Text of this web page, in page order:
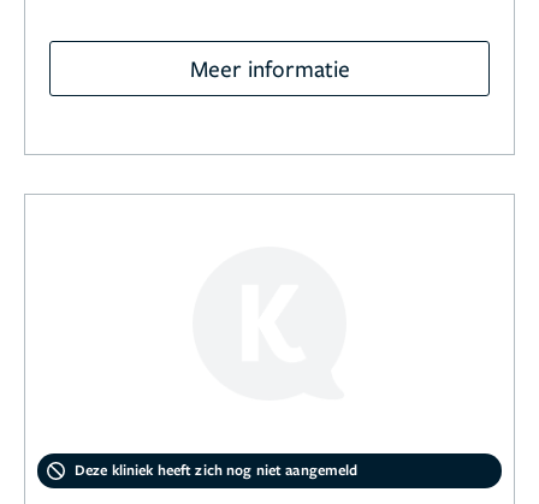
Meer informatie
Deze kliniek heeft zich nog niet aangemeld